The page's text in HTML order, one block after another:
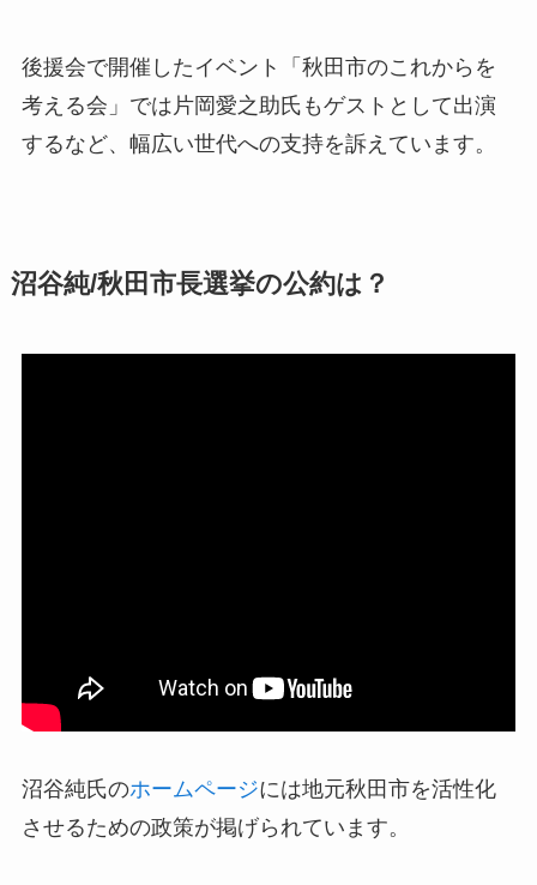
後援会で開催したイベント「秋田市のこれからを
考える会」では片岡愛之助氏もゲストとして出演
するなど、幅広い世代への支持を訴えています。
沼谷純/秋田市長選挙の公約は？
沼谷純氏のホームページには地元秋田市を活性化
させるための政策が掲げられています。